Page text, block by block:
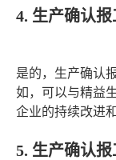
是的，生产确认
如，可以与精益
企业的持续改进和